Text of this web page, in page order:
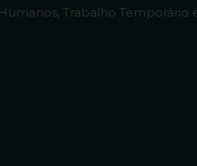
Trabalho Temporário